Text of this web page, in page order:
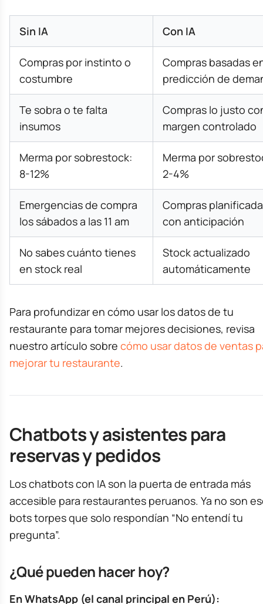
Sin IA Con IA
Compras por instinto o
costumbre
Compras basadas
predicción de
Te sobra o te falta
insumos
Compras lo justo
margen controlado
Merma por sobrestock:
8-12%
Merma por
2-4%
Emergencias de compra
los sábados a las 11 am
Compras
con anticipación
No sabes cuánto tienes
en stock real
Stock actualizado
automáticamente
Para profundizar en cómo usar los datos de tu
restaurante para tomar mejores decisiones, revisa
nuestro artículo sobre cómo usar datos de ventas
mejorar tu restaurante.
Chatbots y asistentes para
reservas y pedidos
Los chatbots con IA son la puerta de entrada más
accesible para restaurantes peruanos. Ya no son
bots torpes que solo respondían “No entendí tu
pregunta”.
¿Qué pueden hacer hoy?
En WhatsApp (el canal principal en Perú):